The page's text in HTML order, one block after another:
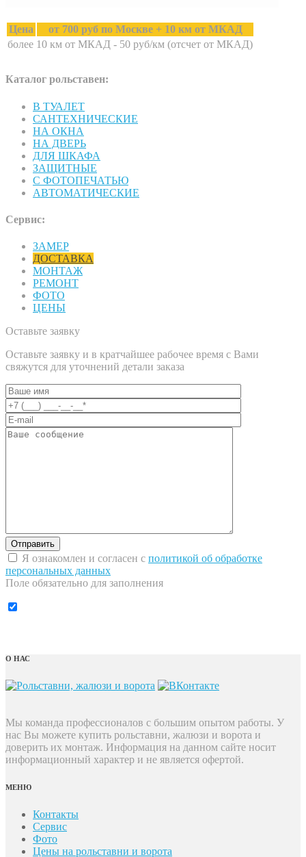
Цена
от 700 руб по Москве + 10 км от МКАД
более 10 км от МКАД - 50 руб/км (отсчет от МКАД)
Каталог рольставен:
В ТУАЛЕТ
САНТЕХНИЧЕСКИЕ
НА ОКНА
НА ДВЕРЬ
ДЛЯ ШКАФА
ЗАЩИТНЫЕ
С ФОТОПЕЧАТЬЮ
АВТОМАТИЧЕСКИЕ
Сервис:
ЗАМЕР
ДОСТАВКА
МОНТАЖ
РЕМОНТ
ФОТО
ЦЕНЫ
Оставьте заявку
Оставьте заявку и в кратчайшее рабочее время с Вами
свяжутся для уточнений детали заказа
Я ознакомлен и согласен с политикой об обработке
персональных данных
Поле обязательно для заполнения
О НАС
Мы команда профессионалов с большим опытом работы. У
нас Вы можете купить рольставни, жалюзи и ворота и
доверить их монтаж. Информация на данном сайте носит
информационный характер и не является офертой.
МЕНЮ
Контакты
Сервис
Фото
Цены на рольставни и ворота